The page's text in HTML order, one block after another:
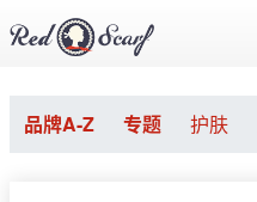
品牌A-Z 专题 护肤